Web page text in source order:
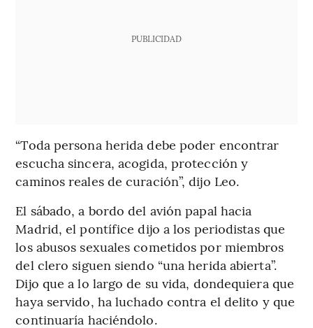
PUBLICIDAD
“Toda persona herida debe poder encontrar
escucha sincera, acogida, protección y
caminos reales de curación”, dijo Leo.
El sábado, a bordo del avión papal hacia
Madrid, el pontífice dijo a los periodistas que
los abusos sexuales cometidos por miembros
del clero siguen siendo “una herida abierta”.
Dijo que a lo largo de su vida, dondequiera que
haya servido, ha luchado contra el delito y que
continuaría haciéndolo.